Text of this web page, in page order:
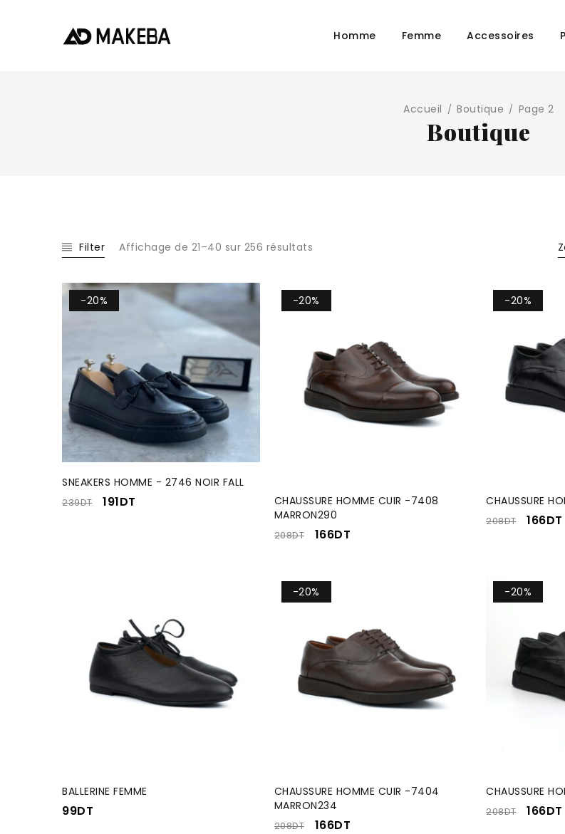
Homme Femme Accessoires
Accueil / Boutique / Page 2
Boutique
Filter Affichage de 21–40 sur 256 résultats
-20%
SNEAKERS HOMME - 2746 NOIR FALL
239DT 191DT
-20%
CHAUSSURE HOMME CUIR -7408
MARRON290
208DT 166DT
-20%
CHAUSSURE
208DT 166DT
BALLERINE FEMME
99DT
-20%
CHAUSSURE HOMME CUIR -7404
MARRON234
208DT 166DT
-20%
CHAUSSURE
208DT 166DT